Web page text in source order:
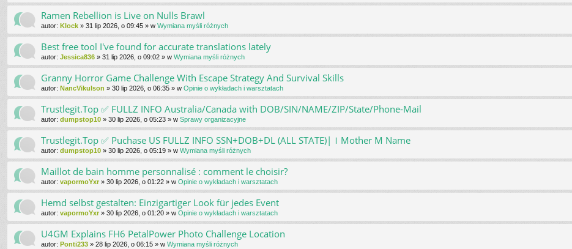
Ramen Rebellion is Live on Nulls Brawl
autor: Klock » 31 lip 2026, o 09:45 » w Wymiana myśli różnych
Best free tool I've found for accurate translations lately
autor: Jessica836 » 31 lip 2026, o 09:02 » w Wymiana myśli różnych
Granny Horror Game Challenge With Escape Strategy And Survival Skills
autor: NancVikulson » 30 lip 2026, o 06:35 » w Opinie o wykładach i warsztatach
Trustlegit.Top ✅ FULLZ INFO Australia/Canada with DOB/SIN/NAME/ZIP/State/Phone-Mail
autor: dumpstop10 » 30 lip 2026, o 05:23 » w Sprawy organizacyjne
Trustlegit.Top ✅ Puchase US FULLZ INFO SSN+DOB+DL (ALL STATE)|ｌMother M Name
autor: dumpstop10 » 30 lip 2026, o 05:19 » w Wymiana myśli różnych
Maillot de bain homme personnalisé : comment le choisir?
autor: vapormoYxr » 30 lip 2026, o 01:22 » w Opinie o wykładach i warsztatach
Hemd selbst gestalten: Einzigartiger Look für jedes Event
autor: vapormoYxr » 30 lip 2026, o 01:20 » w Opinie o wykładach i warsztatach
U4GM Explains FH6 PetalPower Photo Challenge Location
autor: Ponti233 » 28 lip 2026, o 06:15 » w Wymiana myśli różnych